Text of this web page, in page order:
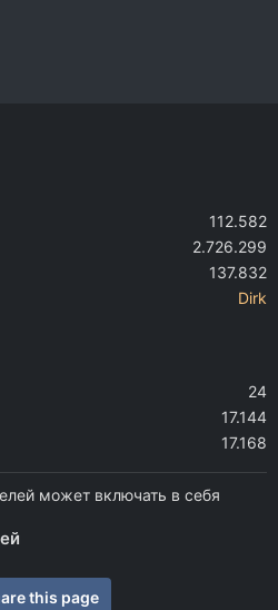
112.582
2.726.299
137.832
Dirk
24
17.144
17.168
может включать в себя
this page